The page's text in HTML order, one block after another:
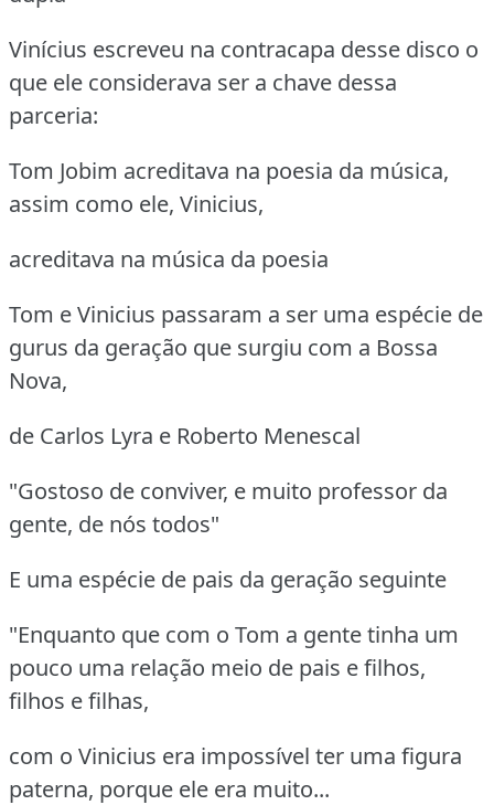
Vinícius escreveu na contracapa desse disco o
que ele considerava ser a chave dessa
parceria:
Tom Jobim acreditava na poesia da música,
assim como ele, Vinicius,
acreditava na música da poesia
Tom e Vinicius passaram a ser uma espécie de
gurus da geração que surgiu com a Bossa
Nova,
de Carlos Lyra e Roberto Menescal
"Gostoso de conviver, e muito professor da
gente, de nós todos"
E uma espécie de pais da geração seguinte
"Enquanto que com o Tom a gente tinha um
pouco uma relação meio de pais e filhos,
filhos e filhas,
com o Vinicius era impossível ter uma figura
paterna, porque ele era muito...